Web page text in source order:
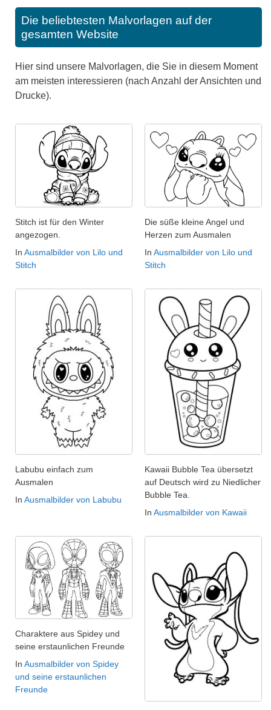
Die beliebtesten Malvorlagen auf der
gesamten Website
Hier sind unsere Malvorlagen, die Sie in diesem Moment
am meisten interessieren (nach Anzahl der Ansichten und
Drucke).
Stitch ist für den Winter
angezogen.
In Ausmalbilder von Lilo und
Stitch
Die süße kleine Angel und
Herzen zum Ausmalen
In Ausmalbilder von Lilo und
Stitch
Labubu einfach zum
Ausmalen
In Ausmalbilder von Labubu
Kawaii Bubble Tea übersetzt
auf Deutsch wird zu Niedlicher
Bubble Tea.
In Ausmalbilder von Kawaii
Charaktere aus Spidey und
seine erstaunlichen Freunde
In Ausmalbilder von Spidey
und seine erstaunlichen
Freunde